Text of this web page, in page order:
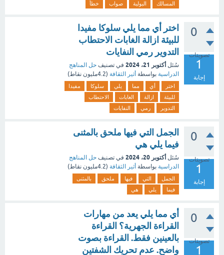
المسالك
البولية صواب خطأ
0
تصويتات
1
إجابة
اختر أي مما يلي سلوكا مفيدا
للبيئة ازالة الغابات الاحتطاب
التدوير رمي النفايات
سُئل أكتوبر 21، 2024 في تصنيف حل المناهج
الدراسية بواسطة أثير الثقافة (4.2مليون نقاط)
اختر أي مما يلي سلوكا
مفيدا
للبيئة
ازالة الغابات
الاحتطاب
التدوير
رمي النفايات
0
تصويتات
1
إجابة
الجمل التي فيها ملحق بالمثنى
فيما يلي هي
سُئل أكتوبر 20، 2024 في تصنيف حل المناهج
الدراسية بواسطة أثير الثقافة (4.2مليون نقاط)
الجمل التي فيها ملحق
بالمثنى
فيما
يلي هي
0
تصويتات
1
أي مما يلي يعد من مهارات
القراءة الجهرية؟ القراءة
بالعينين فقط. القراءة بصوت
واضح. عدم تحريك الشفتين